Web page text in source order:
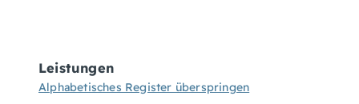
Leistungen
Alphabetisches Register überspringen